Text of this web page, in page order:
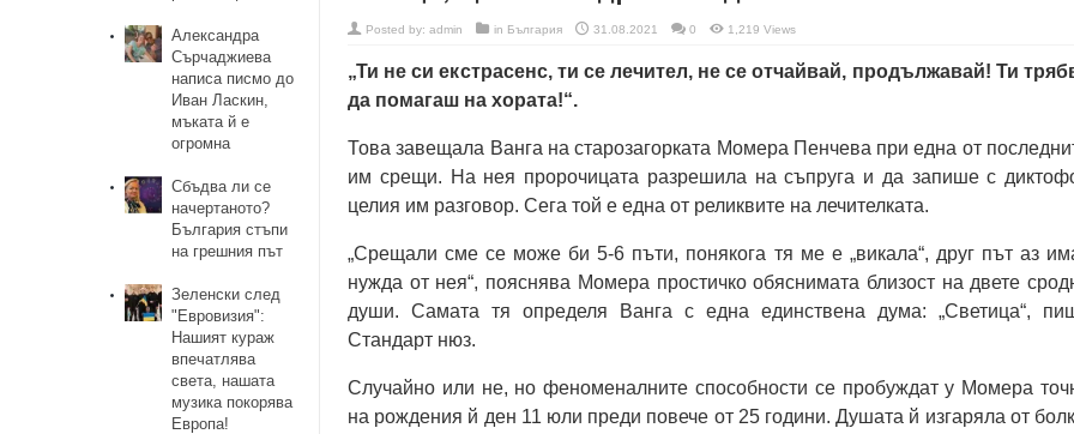
Posted by: admin in България 31.08.2021 0 1,219 Views
„Ти не си екстрасенс, ти се лечител, не се отчайвай, продължавай! Ти
да помагаш на хората!“.
Това завещала Ванга на старозагорката Момера Пенчева при една от
им срещи. На нея пророчицата разрешила на съпруга и да запише с
целия им разговор. Сега той е една от реликвите на лечителката.
„Срещали сме се може би 5-6 пъти, понякога тя ме е „викала“, друг път аз
нужда от нея“, пояснява Момера простичко обяснимата близост на двете
души. Самата тя определя Ванга с една единствена дума: „Светица“,
Стандарт нюз.
Случайно или не, но феноменалните способности се пробуждат у Момера
на рождения й ден 11 юли преди повече от 25 години. Душата й изгаряла от
Александра
Сърчаджиева
написа писмо до
Иван Ласкин,
мъката й е
огромна
Сбъдва ли се
начертаното?
България стъпи
на грешния път
Зеленски след
"Евровизия":
Нашият кураж
впечатлява
света, нашата
музика покорява
Европа!